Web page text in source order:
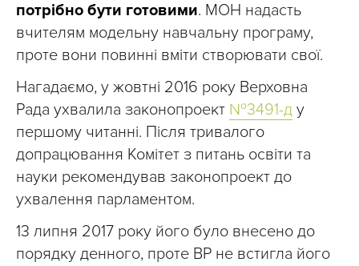
потрібно бути готовими. МОН надасть
вчителям модельну навчальну програму,
проте вони повинні вміти створювати свої.
Нагадаємо, у жовтні 2016 року Верховна
Рада ухвалила законопроект №3491-д у
першому читанні. Після тривалого
допрацювання Комітет з питань освіти та
науки рекомендував законопроект до
ухвалення парламентом.
13 липня 2017 року його було внесено до
порядку денного, проте ВР не встигла його